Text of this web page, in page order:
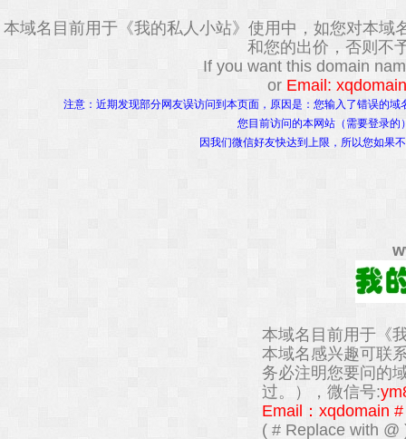
本域名目前用于《我的私人小站》使用中，如您对本
和您的出价，否则不
If you want this domain
or Email:
注意：近期发现部分网友误访问到本页面，原因是：您输入了错误的
您目前访问的本网站（需要登录
因我们微信好友快达到上限，所以您如果
本域名目前用于《
本域名感兴趣可联
务必注明您要问的
过。），微信号:
Email：xqdomain
( # Replace with @